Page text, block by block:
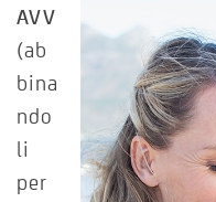
AVV
(ab
bina
ndo
li
per